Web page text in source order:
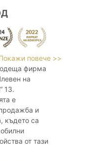
повече >>
фирма
на
13.
е
и
където са
от тази